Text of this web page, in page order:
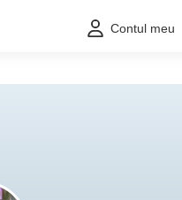
Contul meu